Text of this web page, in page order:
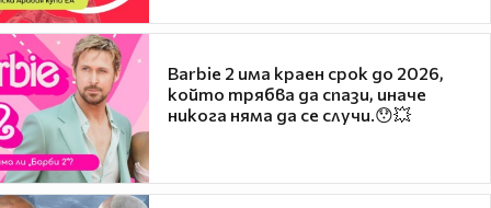
Barbie 2 има краен срок до 2026,
който трябва да спази, иначе
никога няма да се случи.😯💥